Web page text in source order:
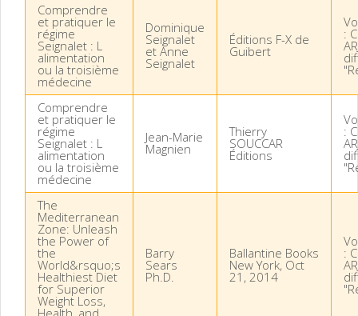
Comprendre
et pratiquer le
régime
Seignalet : L
alimentation
ou la troisième
médecine
Dominique
Seignalet
et Anne
Seignalet
Éditions F-X de
Guibert
:
Comprendre
et pratiquer le
régime
Seignalet : L
alimentation
ou la troisième
médecine
Jean-Marie
Magnien
Thierry
SOUCCAR
Éditions
:
The
Mediterranean
Zone: Unleash
the Power of
the
World&rsquo;s
Healthiest Diet
for Superior
Weight Loss,
Health, and
Barry
Sears
Ph.D.
Ballantine Books
New York, Oct
21, 2014
: